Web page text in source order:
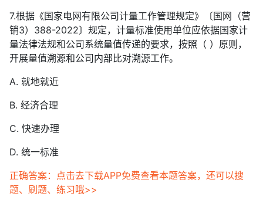
7.根据《国家电网有限公司计量工作管理规定》〔国网（营
销3）388-2022〕规定，计量标准使用单位应依据国家计
量法律法规和公司系统量值传递的要求，按照（ ）原则，
开展量值溯源和公司内部比对溯源工作。
A. 就地就近
B. 经济合理
C. 快速办理
D. 统一标准
正确答案：点击去下载APP免费查看本题答案，还可以搜
题、刷题、练习哦>>